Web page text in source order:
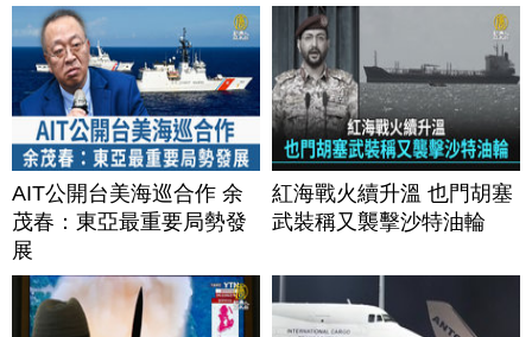
AIT公開台美海巡合作 余
茂春：東亞最重要局勢發
展
紅海戰火續升溫 也門胡塞
武裝稱又襲擊沙特油輪